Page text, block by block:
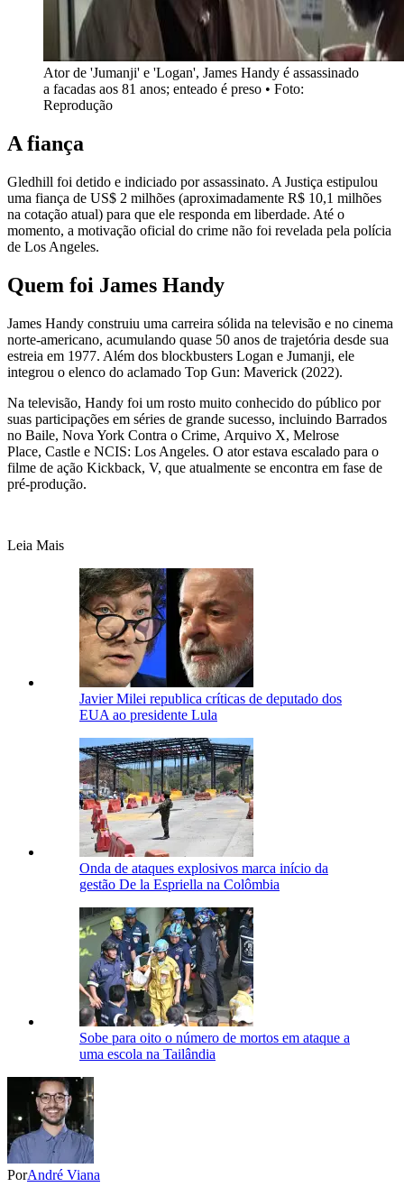
Ator de 'Jumanji' e 'Logan', James Handy é assassinado
a facadas aos 81 anos; enteado é preso • Foto:
Reprodução
A fiança
Gledhill foi detido e indiciado por assassinato. A Justiça estipulou
uma fiança de US$ 2 milhões (aproximadamente R$ 10,1 milhões
na cotação atual) para que ele responda em liberdade. Até o
momento, a motivação oficial do crime não foi revelada pela polícia
de Los Angeles.
Quem foi James Handy
James Handy construiu uma carreira sólida na televisão e no cinema
norte-americano, acumulando quase 50 anos de trajetória desde sua
estreia em 1977. Além dos blockbusters Logan e Jumanji, ele
integrou o elenco do aclamado Top Gun: Maverick (2022).
Na televisão, Handy foi um rosto muito conhecido do público por
suas participações em séries de grande sucesso, incluindo Barrados
no Baile, Nova York Contra o Crime, Arquivo X, Melrose
Place, Castle e NCIS: Los Angeles. O ator estava escalado para o
filme de ação Kickback, V, que atualmente se encontra em fase de
pré-produção.
Leia Mais
Javier Milei republica críticas de deputado dos
EUA ao presidente Lula
Onda de ataques explosivos marca início da
gestão De la Espriella na Colômbia
Sobe para oito o número de mortos em ataque a
uma escola na Tailândia
PorAndré Viana